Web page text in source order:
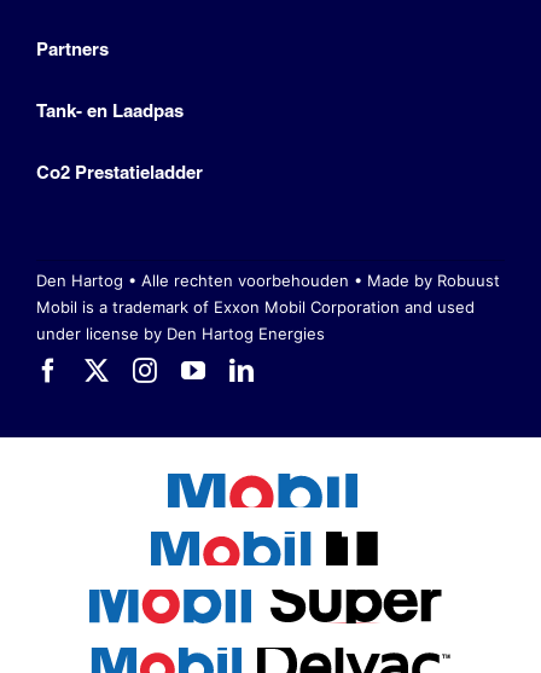
Partners
Tank- en Laadpas
Co2 Prestatieladder
Den Hartog • Alle rechten voorbehouden • Made by Robuust
Mobil is a trademark of Exxon Mobil Corporation and used
under license by Den Hartog Energies